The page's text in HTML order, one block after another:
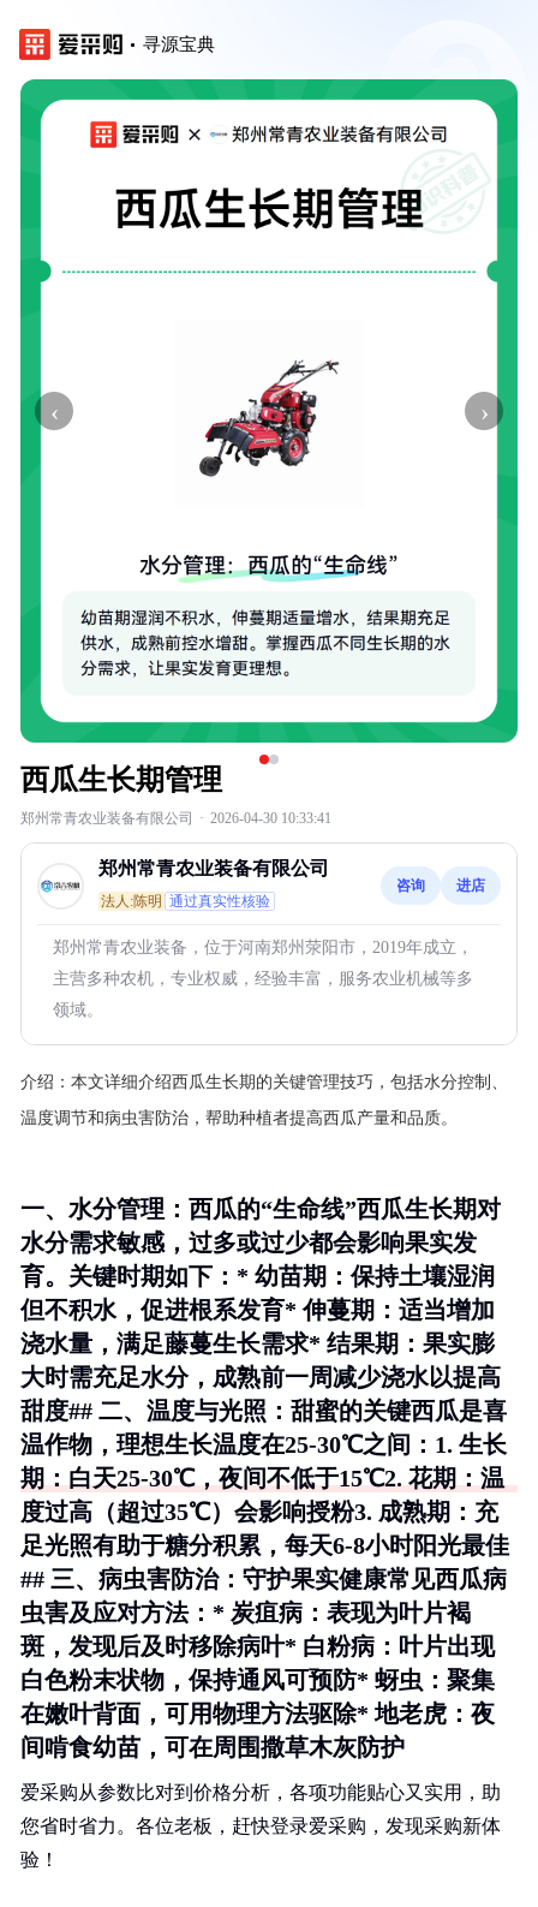
寻源宝典
‹ ›
西瓜生长期管理
郑州常青农业装备有限公司 · 2026-04-30 10:33:41
郑州常青农业装备有限公司
法人:陈明 通过真实性核验
咨询 进店
郑州常青农业装备，位于河南郑州荥阳市，2019年成立，
主营多种农机，专业权威，经验丰富，服务农业机械等多
领域。
介绍： 本文详细介绍西瓜生长期的关键管理技巧，包括水分控制、
温度调节和病虫害防治，帮助种植者提高西瓜产量和品质。
一、水分管理：西瓜的“生命线”西瓜生长期对
水分需求敏感，过多或过少都会影响果实发
育。关键时期如下：* 幼苗期 ：保持土壤湿润
但不积水，促进根系发育*伸蔓期 ：适当增加
浇水量，满足藤蔓生长需求* 结果期 ：果实膨
大时需充足水分，成熟前一周减少浇水以提高
甜度## 二、温度与光照：甜蜜的关键西瓜是喜
温作物，理想生长温度在25-30℃之间：1. 生长
期 ：白天25-30℃，夜间不低于15℃2. 花期 ：温
度过高（超过35℃）会影响授粉3. 成熟期 ：充
足光照有助于糖分积累，每天6-8小时阳光最佳
## 三、病虫害防治：守护果实健康常见西瓜病
虫害及应对方法：* 炭疽病 ：表现为叶片褐
斑，发现后及时移除病叶* 白粉病 ：叶片出现
白色粉末状物，保持通风可预防* 蚜虫 ：聚集
在嫩叶背面，可用物理方法驱除*地老虎 ：夜
间啃食幼苗，可在周围撒草木灰防护
爱采购从参数比对到价格分析，各项功能贴心又实用，助
您省时省力。各位老板，赶快登录爱采购，发现采购新体
验！